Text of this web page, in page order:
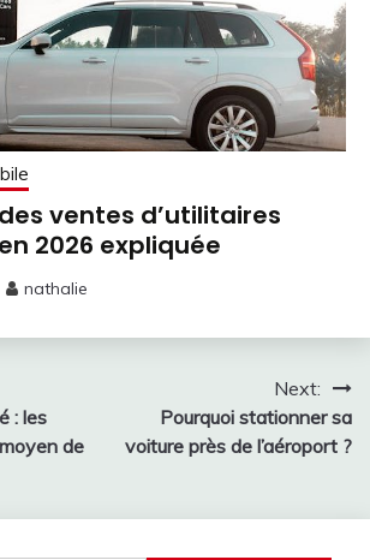
ventes d’utilitaires
2026 expliquée
nathalie
: les
de
Next:
Pourquoi stationner sa
voiture près de l’aéroport ?